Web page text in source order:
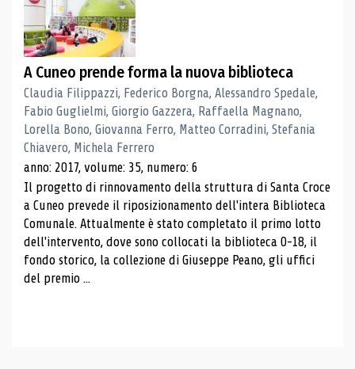
A Cuneo prende forma la nuova biblioteca
Claudia Filippazzi, Federico Borgna, Alessandro Spedale,
Fabio Guglielmi, Giorgio Gazzera, Raffaella Magnano,
Lorella Bono, Giovanna Ferro, Matteo Corradini, Stefania
Chiavero, Michela Ferrero
anno: 2017, volume: 35, numero: 6
Il progetto di rinnovamento della struttura di Santa Croce
a Cuneo prevede il riposizionamento dell'intera Biblioteca
Comunale. Attualmente è stato completato il primo lotto
dell'intervento, dove sono collocati la biblioteca 0-18, il
fondo storico, la collezione di Giuseppe Peano, gli uffici
del premio ...